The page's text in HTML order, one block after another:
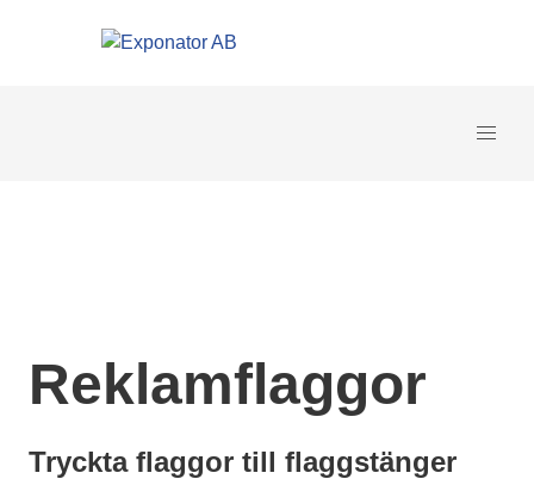
Reklamflaggor
Tryckta flaggor till flaggstänger